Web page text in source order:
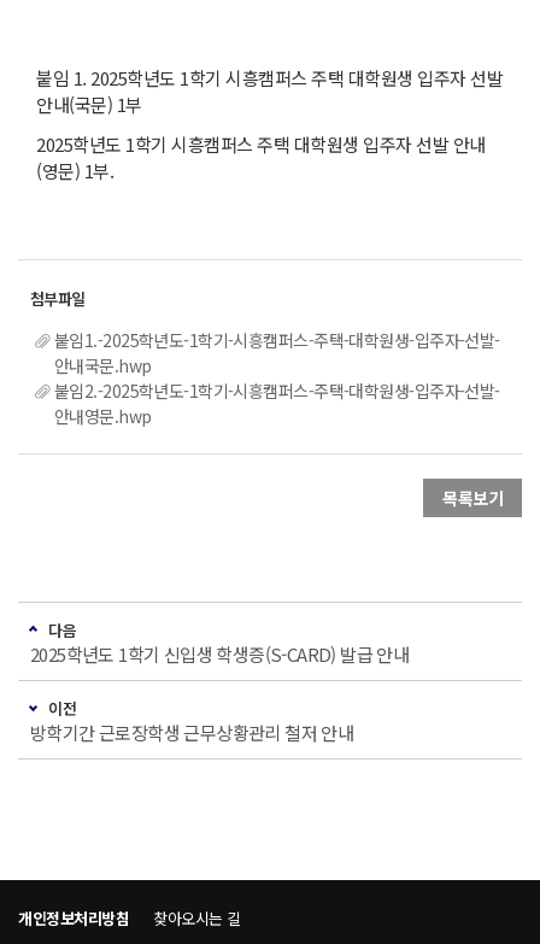
붙임 1. 2025학년도 1학기 시흥캠퍼스 주택 대학원생 입주자 선발
안내(국문) 1부
2025학년도 1학기 시흥캠퍼스 주택 대학원생 입주자 선발 안내
(영문) 1부.
붙임1.-2025학년도-1학기-시흥캠퍼스-주택-대학원생-입주자-선발-
안내국문.hwp
붙임2.-2025학년도-1학기-시흥캠퍼스-주택-대학원생-입주자-선발-
안내영문.hwp
목록보기
다음
2025학년도 1학기 신입생 학생증(S-CARD) 발급 안내
이전
방학기간 근로장학생 근무상황관리 철저 안내
개인정보처리방침 찾아오시는 길